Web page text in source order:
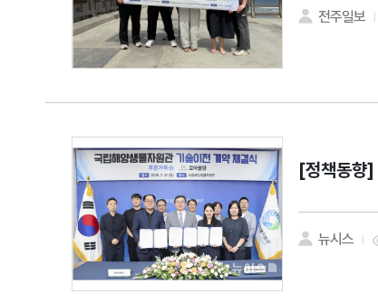
전주일보
[정책동향]
뉴시스